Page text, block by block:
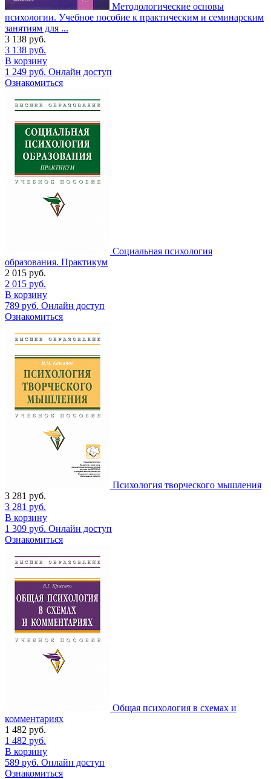
Методологические основы
психологии. Учебное пособие к практическим и семинарским
занятиям для ...
3 138 руб.
3 138 руб.
В корзину
1 249 руб. Онлайн доступ
Ознакомиться
Социальная психология
образования. Практикум
2 015 руб.
2 015 руб.
В корзину
789 руб. Онлайн доступ
Ознакомиться
Психология творческого мышления
3 281 руб.
3 281 руб.
В корзину
1 309 руб. Онлайн доступ
Ознакомиться
Общая психология в схемах и
комментариях
1 482 руб.
1 482 руб.
В корзину
589 руб. Онлайн доступ
Ознакомиться